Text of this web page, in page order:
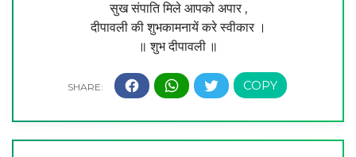
सुख संपाति मिले आपको अपार ,
दीपावली की शुभकामनायें करे स्वीकार ।
॥ शुभ दीपावली ॥